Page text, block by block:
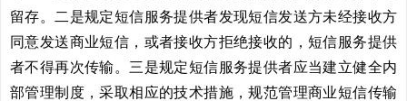
留存。二是规定短信服务提供者发现短信发送方未经接收方
同意发送商业短信，或者接收方拒绝接收的，短信服务提供
者不得再次传输。三是规定短信服务提供者应当建立健全内
部管理制度，采取相应的技术措施，规范管理商业短信传输